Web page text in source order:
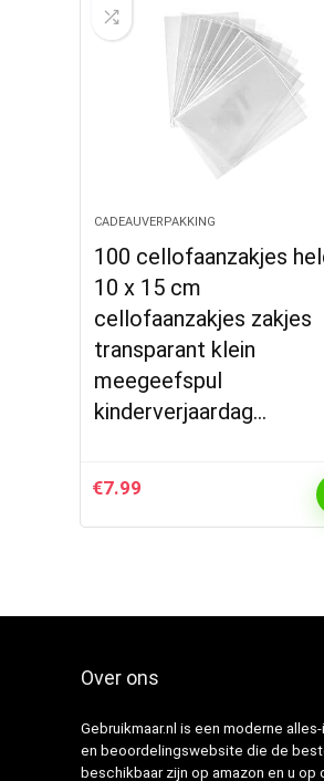
CADEAUVERPAKKING
100 cellofaanzakjes
10 x 15 cm
cellofaanzakjes zakjes
transparant klein
meegeefspul
kinderverjaardag…
€7.99
Over ons
Gebruikmaar.nl is een moderne
en beoordelingswebsite die de
beschikbaar zijn op amazon en u